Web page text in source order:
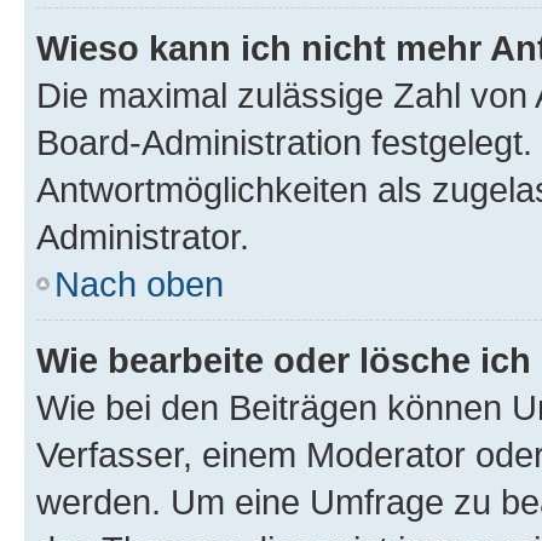
Wieso kann ich nicht mehr
Die maximal zulässige Zahl
Board-Administration
Antwortmöglichkeiten als
Administrator.
Nach oben
Wie bearbeite oder lösche
Wie bei den Beiträgen können
Verfasser, einem Moderator
werden. Um eine Umfrage zu